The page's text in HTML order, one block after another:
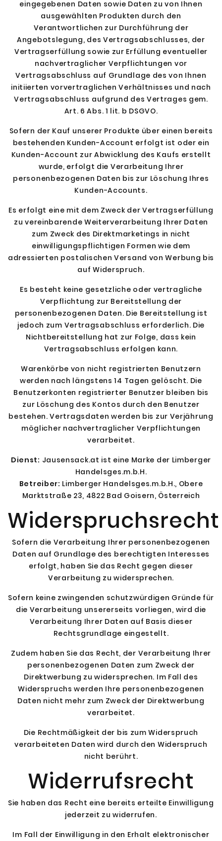
eingegebenen Daten sowie Daten zu von Ihnen
ausgewählten Produkten durch den
Verantwortlichen zur Durchführung der
Angebotslegung, des Vertragsabschlusses, der
Vertragserfüllung sowie zur Erfüllung eventueller
nachvertraglicher Verpflichtungen vor
Vertragsabschluss auf Grundlage des von Ihnen
initiierten vorvertraglichen Verhältnisses und nach
Vertragsabschluss aufgrund des Vertrages gem.
Art. 6 Abs. 1 lit. b DSGVO.
Sofern der Kauf unserer Produkte über einen bereits
bestehenden Kunden-Account erfolgt ist oder ein
Kunden-Account zur Abwicklung des Kaufs erstellt
wurde, erfolgt die Verarbeitung Ihrer
personenbezogenen Daten bis zur Löschung Ihres
Kunden-Accounts.
Es erfolgt eine mit dem Zweck der Vertragserfüllung
zu vereinbarende Weiterverarbeitung Ihrer Daten
zum Zweck des Direktmarketings in nicht
einwilligungspflichtigen Formen wie dem
adressierten postalischen Versand von Werbung bis
auf Widerspruch.
Es besteht keine gesetzliche oder vertragliche
Verpflichtung zur Bereitstellung der
personenbezogenen Daten. Die Bereitstellung ist
jedoch zum Vertragsabschluss erforderlich. Die
Nichtbereitstellung hat zur Folge, dass kein
Vertragsabschluss erfolgen kann.
Warenkörbe von nicht registrierten Benutzern
werden nach längstens 14 Tagen gelöscht. Die
Benutzerkonten registrierter Benutzer bleiben bis
zur Löschung des Kontos durch den Benutzer
bestehen. Vertragsdaten werden bis zur Verjährung
möglicher nachvertraglicher Verpflichtungen
verarbeitet.
Dienst: Jausensack.at ist eine Marke der Limberger
Handelsges.m.b.H.
Betreiber: Limberger Handelsges.m.b.H., Obere
Marktstraße 23, 4822 Bad Goisern, Österreich
Widerspruchsrecht
Sofern die Verarbeitung Ihrer personenbezogenen
Daten auf Grundlage des berechtigten Interesses
erfolgt, haben Sie das Recht gegen dieser
Verarbeitung zu widersprechen.
Sofern keine zwingenden schutzwürdigen Gründe für
die Verarbeitung unsererseits vorliegen, wird die
Verarbeitung Ihrer Daten auf Basis dieser
Rechtsgrundlage eingestellt.
Zudem haben Sie das Recht, der Verarbeitung Ihrer
personenbezogenen Daten zum Zweck der
Direktwerbung zu widersprechen. Im Fall des
Widerspruchs werden Ihre personenbezogenen
Daten nicht mehr zum Zweck der Direktwerbung
verarbeitet.
Die Rechtmäßigkeit der bis zum Widerspruch
verarbeiteten Daten wird durch den Widerspruch
nicht berührt.
Widerrufsrecht
Sie haben das Recht eine bereits erteilte Einwilligung
jederzeit zu widerrufen.
Im Fall der Einwilligung in den Erhalt elektronischer